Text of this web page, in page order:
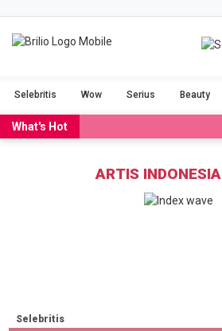
Selebritis Wow Serius Beauty
CINTA
What's Hot
ARTIS INDONESIA
Selebritis